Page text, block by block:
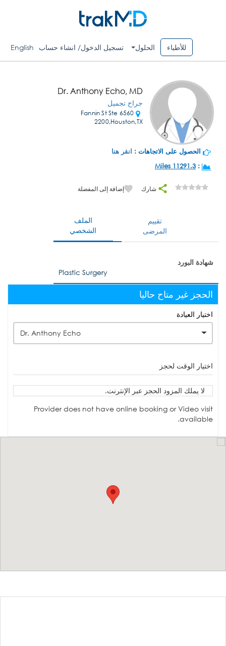
للأطباء الحلول تسجيل الدخول/ انشاء حساب English
Dr. Anthony Echo, MD
جراح تجميل
6560 Fannin St Ste
2200,Houston,TX
الحصول على الاتجاهات : انقر هنا
:
11291.3 Miles
شارك إضافة إلى المفضلة
الملف
الشخصي
تقييم
المرضى
شهادة البورد
Plastic Surgery
الحجز غير متاح حاليا
اختيار العيادة
Dr. Anthony Echo
اختيار الوقت لحجز
لا يملك المزود الحجز عبر الإنترنت.
Provider does not have online booking or Video visit
available.